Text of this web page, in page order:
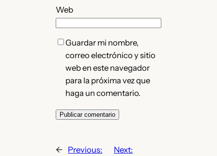
Web
Guardar mi nombre,
correo electrónico y sitio
web en este navegador
para la próxima vez que
haga un comentario.
← Previous:
Next: